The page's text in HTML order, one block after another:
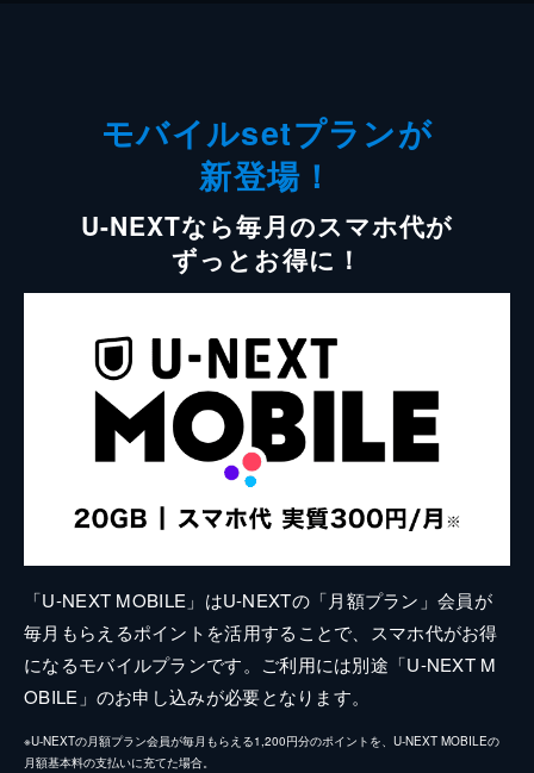
モバイルsetプランが
新登場！
U-NEXTなら毎月のスマホ代が
ずっとお得に！
「U-NEXT MOBILE」はU-NEXTの「月額プラン」会員が
毎月もらえるポイントを活用することで、スマホ代がお得
になるモバイルプランです。ご利用には別途「U-NEXT M
OBILE」のお申し込みが必要となります。
※U-NEXTの月額プラン会員が毎月もらえる1,200円分のポイントを、U-NEXT MOBILEの
月額基本料の支払いに充てた場合。